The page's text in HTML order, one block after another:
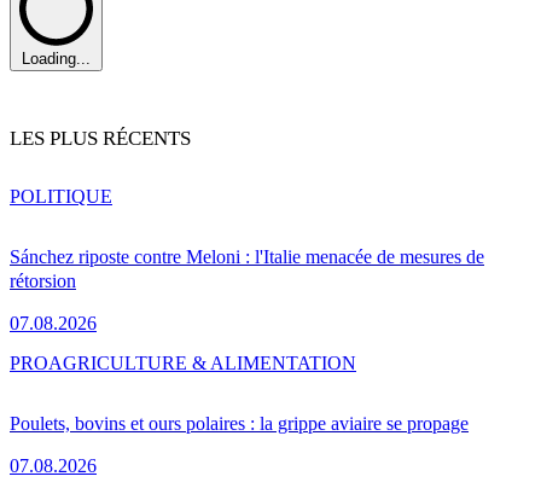
Loading...
LES PLUS RÉCENTS
Sánchez riposte contre Meloni : l'Italie menacée de mesures de
rétorsion
07.08.2026
POLITIQUE
Poulets, bovins et ours polaires : la grippe aviaire se propage
07.08.2026
PROAGRICULTURE & ALIMENTATION